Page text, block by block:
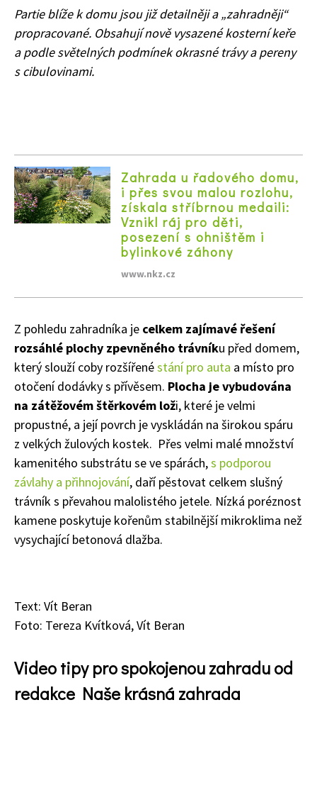
Partie blíže k domu jsou již detailněji a „zahradněji“
propracované. Obsahují nově vysazené kosterní keře
a podle světelných podmínek okrasné trávy a pereny
s cibulovinami.
Zahrada u řadového domu,
i přes svou malou rozlohu,
získala stříbrnou medaili:
Vznikl ráj pro děti,
posezení s ohništěm i
bylinkové záhony
www.nkz.cz
Z pohledu zahradníka je celkem zajímavé řešení
rozsáhlé plochy zpevněného trávníku před domem,
který slouží coby rozšířenéstání pro auta a místo pro
otočení dodávky s přívěsem. Plocha je vybudována
na zátěžovém štěrkovém loži, které je velmi
propustné, a její povrch je vyskládán na širokou spáru
z velkých žulových kostek. Přes velmi malé množství
kamenitého substrátu se ve spárách,s podporou
závlahy a přihnojování, daří pěstovat celkem slušný
trávník s převahou malolistého jetele. Nízká poréznost
kamene poskytuje kořenům stabilnější mikroklima než
vysychající betonová dlažba.
Text: Vít Beran
Foto: Tereza Kvítková, Vít Beran
Video tipy pro spokojenou zahradu od
redakce Naše krásná zahrada